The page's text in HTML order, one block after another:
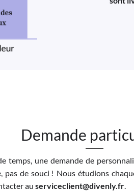
Demande
temps, une demande de
pas de souci ! Nous étudions
au serviceclient@divenly.fr